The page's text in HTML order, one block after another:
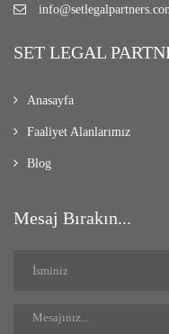
SET LEGAL
Anasayfa
Faaliyet Alanlarımız
Blog
Mesaj Bırakın...